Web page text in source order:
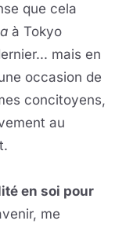
que cela
à Tokyo
mais en
occasion de
concitoyens,
au
en soi pour
me